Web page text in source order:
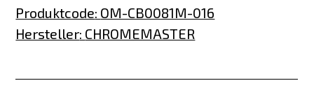
Produktcode: OM-CB0081M-016
Hersteller: CHROMEMASTER